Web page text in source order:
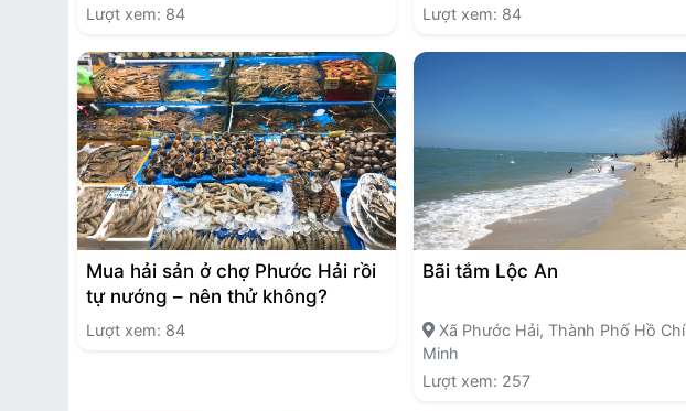
Lượt xem: 84
Lượt xem: 84
Mua hải sản ở chợ Phước Hải rồi
tự nướng – nên thử không?
Lượt xem: 84
Bãi tắm Lộc An
Xã Phước Hải, Thành Phố Hồ Chí
Minh
Lượt xem: 257